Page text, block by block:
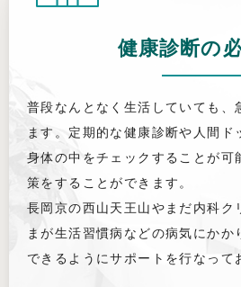
健康診断の
普段なんとなく生活していても、
ます。定期的な健康診断や人間ド
身体の中をチェックすることが可
策をすることができます。
長岡京の西山天王山やまだ内科ク
まが生活習慣病などの病気にかか
できるようにサポートを行なって